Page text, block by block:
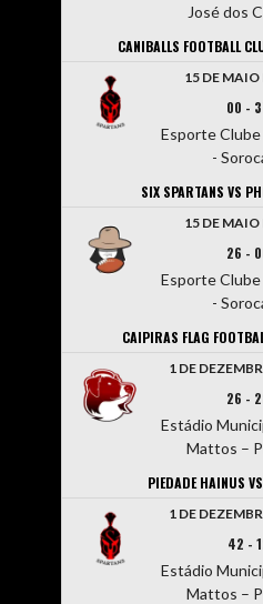
José dos
CANIBALLS FOOTBALL
15 DE MAIO
00 -
Esporte
-
SIX SPARTANS VS
15 DE MAIO
26 -
Esporte
-
CAIPIRAS FLAG
1 DE
26 -
Estádio
Mattos –
PIEDADE HAINUS
1 DE
42 -
Estádio
Mattos –